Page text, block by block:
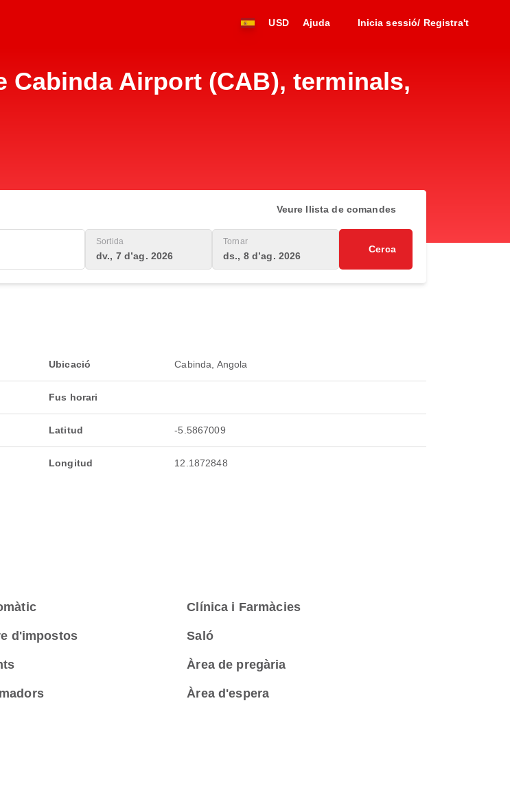
USD Ajuda Inicia sessió/ Registra't
Airport (CAB), terminals,
Veure llista de comandes
Sortida
dv., 7 d’ag. 2026
Tornar
ds., 8 d’ag. 2026
Cerca
Ubicació Cabinda, Angola
Fus horari
Latitud -5.5867009
Longitud 12.1872848
Clínica i Farmàcies
d'impostos Saló
Àrea de pregària
Àrea d'espera